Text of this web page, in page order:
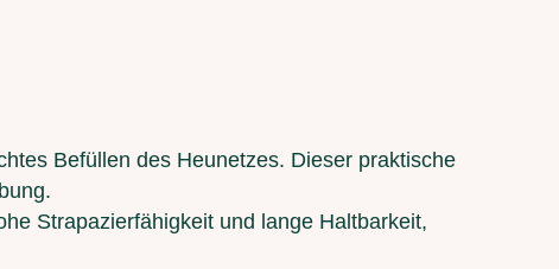
Befüllen des Heunetzes. Dieser praktische
Strapazierfähigkeit und lange Haltbarkeit,